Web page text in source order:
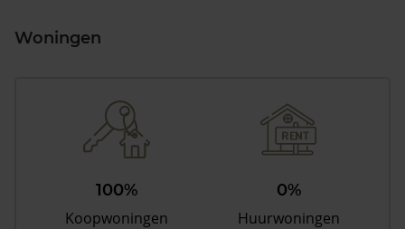
Woningen
100%
Koopwoningen
0%
Huurwoningen